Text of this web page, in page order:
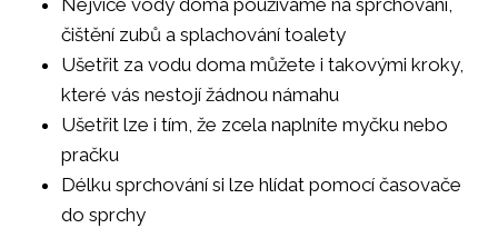
Nejvíce vody doma používáme na sprchování,
čištění zubů a splachování toalety
Ušetřit za vodu doma můžete i takovými kroky,
které vás nestojí žádnou námahu
Ušetřit lze i tím, že zcela naplníte myčku nebo
pračku
Délku sprchování si lze hlídat pomocí časovače
do sprchy